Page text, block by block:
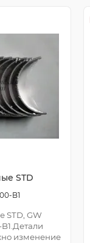
STD
B1
STD, GW
изменение